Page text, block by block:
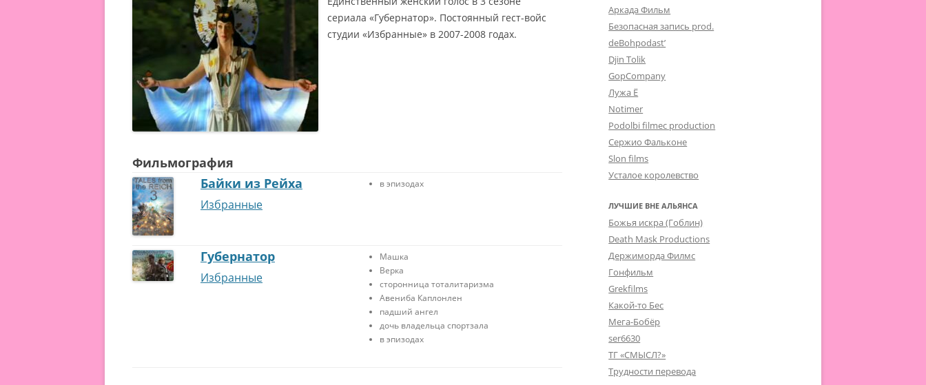
сериала «Губернатор». Постоянный гест-войс
студии «Избранные» в 2007-2008 годах.
Фильмография
Байки из Рейха
Избранные
в эпизодах
Губернатор
Избранные
Машка
Верка
сторонница тоталитаризма
Авениба Каплонлен
падший ангел
дочь владельца спортзала
в эпизодах
Аркада Фильм
Безопасная запись prod.
deBohpodast’
Djin Tolik
GopCompany
Лужа Ё
Notimer
Podolbi filmec production
Сержио Фальконе
Slon films
Усталое королевство
ЛУЧШИЕ ВНЕ АЛЬЯНСА
Божья искра (Гоблин)
Death Mask Productions
Держиморда Филмс
Гонфильм
Grekfilms
Какой-то Бес
Мега-Бобёр
ser6630
ТГ «СМЫСЛ?»
Трудности перевода